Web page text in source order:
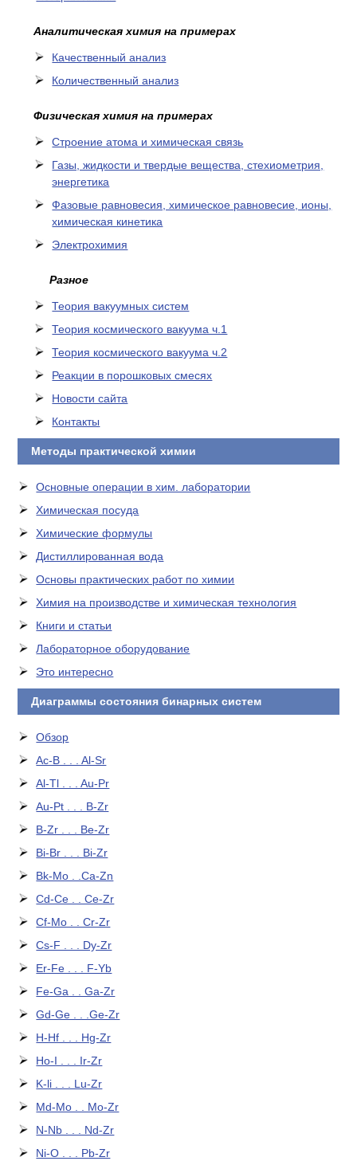
Аналитическая химия на примерах
Качественный анализ
Количественный анализ
Физическая химия на примерах
Cтроение атома и химическая связь
Газы, жидкости и твердые вещества, стехиометрия,
энергетика
Фазовые равновесия, химическое равновесие, ионы,
химическая кинетика
Электрохимия
Разное
Теория вакуумных систем
Теория космического вакуума ч.1
Теория космического вакуума ч.2
Реакции в порошковых смесях
Новости сайта
Контакты
Методы практической химии
Основные операции в хим. лаборатории
Химическая посуда
Химические формулы
Дистиллированная вода
Основы практических работ по химии
Химия на производстве и химическая технология
Книги и статьи
Лабораторное оборудование
Это интересно
Диаграммы состояния бинарных систем
Обзор
Ac-B . . . Al-Sr
Al-Tl . . . Au-Pr
Au-Pt . . . B-Zr
B-Zr . . . Be-Zr
Bi-Br . . . Bi-Zr
Bk-Mo . .Ca-Zn
Cd-Ce . . Ce-Zr
Cf-Mo . . Cr-Zr
Cs-F . . . Dy-Zr
Er-Fe . . . F-Yb
Fe-Ga . . Ga-Zr
Gd-Ge . . .Ge-Zr
H-Hf . . . Hg-Zr
Ho-I . . . Ir-Zr
K-li . . . Lu-Zr
Md-Mo . . Mo-Zr
N-Nb . . . Nd-Zr
Ni-O . . . Pb-Zr